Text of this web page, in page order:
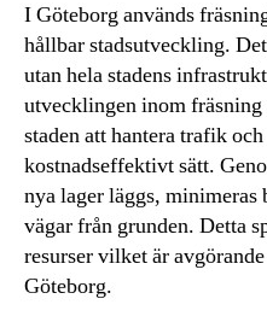
I Göteborg används
hållbar stadsutveckling.
utan hela stadens
utvecklingen inom
staden att hantera trafik
kostnadseffektivt sätt.
nya lager läggs, minimeras
vägar från grunden. Detta
resurser vilket är
Göteborg.